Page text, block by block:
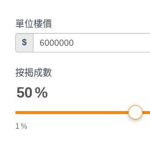
單位樓價
$
按揭成數
50%
1 %